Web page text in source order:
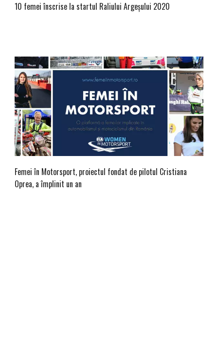
10 femei înscrise la startul Raliului Argeșului 2020
Femei în Motorsport, proiectul fondat de pilotul Cristiana
Oprea, a împlinit un an